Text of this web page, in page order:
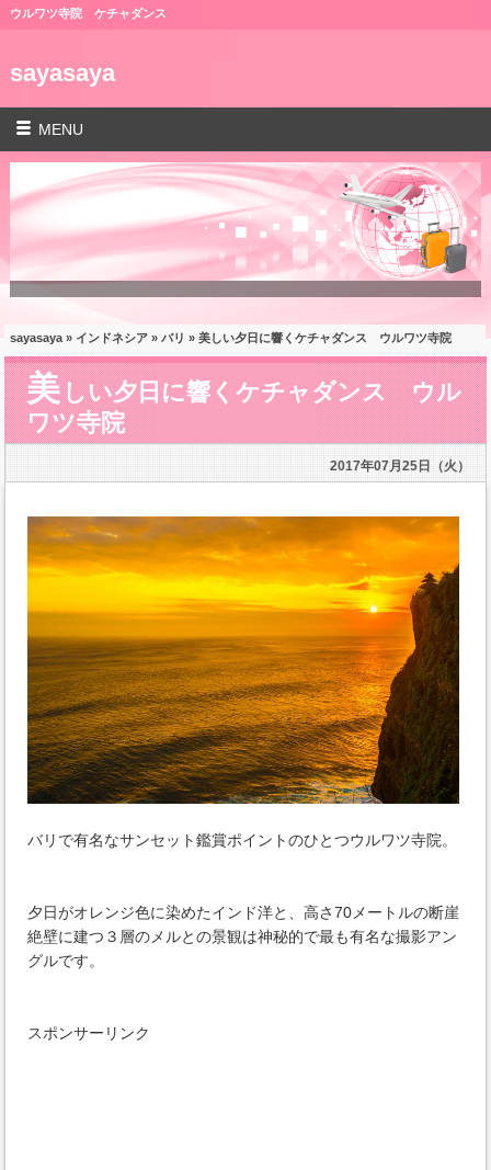
ウルワツ寺院 ケチャダンス
sayasaya
MENU
sayasaya» インドネシア» バリ » 美しい夕日に響くケチャダンス ウルワツ寺院
美しい夕日に響くケチャダンス ウル
ワツ寺院
2017年07月25日（火）
バリで有名なサンセット鑑賞ポイントのひとつウルワツ寺院。
夕日がオレンジ色に染めたインド洋と、高さ70メートルの断崖
絶壁に建つ３層のメルとの景観は神秘的で最も有名な撮影アン
グルです。
スポンサーリンク